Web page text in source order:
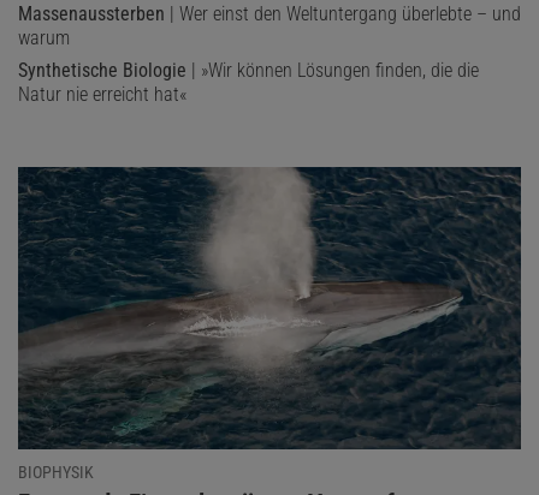
Massenaussterben | Wer einst den Weltuntergang überlebte – und
warum
Synthetische Biologie | »Wir können Lösungen finden, die die
Natur nie erreicht hat«
BIOPHYSIK